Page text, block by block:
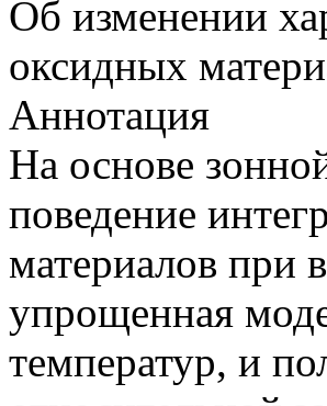
Об изменении
оксидных
Аннотация
На основе
поведение
материалов при
упрощенная
температур, и